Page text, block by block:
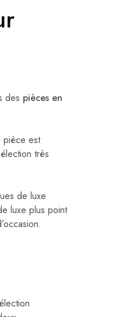
des pièces en
pièce est
très
de luxe
luxe plus point